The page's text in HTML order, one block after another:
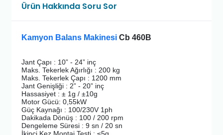
Ürün Hakkında Soru Sor
Kamyon Balans Makinesi Cb 460B
Jant Çapı : 10” - 24” inç
Maks. Tekerlek Ağırlığı : 200 kg
Maks. Tekerlek Çapı : 1200 mm
Jant Genişliği : 2” - 20” inç
Hassasiyet : ± 1g / ±10g
Motor Gücü: 0,55kW
Güç Kaynağı : 100/230V 1ph
Dakikada Dönüş : 100 / 200 rpm
Dengeleme Süresi : 9 sn / 20 sn